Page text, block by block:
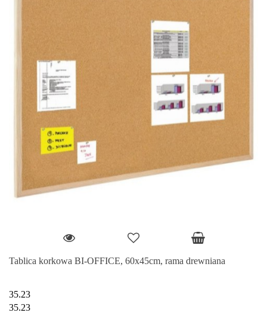
Tablica korkowa BI-OFFICE, 60x45cm, rama drewniana
35.23
35.23